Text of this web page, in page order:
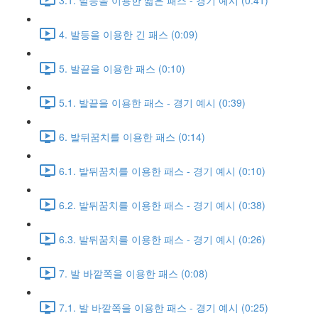
4. 발등을 이용한 긴 패스 (0:09)
5. 발끝을 이용한 패스 (0:10)
5.1. 발끝을 이용한 패스 - 경기 예시 (0:39)
6. 발뒤꿈치를 이용한 패스 (0:14)
6.1. 발뒤꿈치를 이용한 패스 - 경기 예시 (0:10)
6.2. 발뒤꿈치를 이용한 패스 - 경기 예시 (0:38)
6.3. 발뒤꿈치를 이용한 패스 - 경기 예시 (0:26)
7. 발 바깥쪽을 이용한 패스 (0:08)
7.1. 발 바깥쪽을 이용한 패스 - 경기 예시 (0:25)